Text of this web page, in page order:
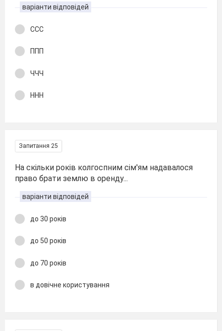
варіанти відповідей
ССС
ППП
ЧЧЧ
ННН
Запитання 25
На скільки років колгоспним сім'ям надавалося
право брати землю в оренду...
варіанти відповідей
до 30 років
до 50 років
до 70 років
в довічне користування